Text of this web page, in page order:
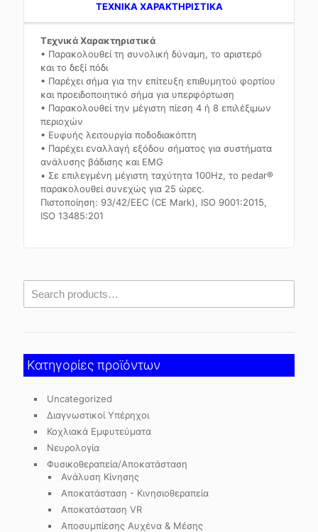
TEXNIKA ΧΑΡΑΚΤΗΡΙΣΤΙΚΑ
Τεχνικά Χαρακτηριστικά
• Παρακολουθεί τη συνολική δύναμη, το αριστερό
και το δεξί πόδι
• Παρέχει σήμα για την επίτευξη επιθυμητού φορτίου
και προειδοποιητικό σήμα για υπερφόρτωση
• Παρακολουθεί την μέγιστη πίεση 4 ή 8 επιλέξιμων
περιοχών
• Ευφυής λειτουργία ποδοδιακόπτη
• Παρέχει εναλλαγή εξόδου σήματος για συστήματα
ανάλυσης βάδισης και EMG
• Σε επιλεγμένη μέγιστη ταχύτητα 100Hz, το pedar®
παρακολουθεί συνεχώς για 25 ώρες.
Πιστοποίηση: 93/42/EEC (CE Mark), ISO 9001:2015,
ISO 13485:201
Κατηγορίες προϊόντων
Uncategorized
Διαγνωστικοί Υπέρηχοι
Κοχλιακά Εμφυτεύματα
Νευρολογία
Φυσικοθεραπεία/Αποκατάσταση
Ανάλυση Κίνησης
Αποκατάσταση - Κινησιοθεραπεία
Αποκατάσταση VR
Αποσυμπίεσης Αυχένα & Μέσης